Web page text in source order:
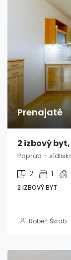
Prenajaté
Poprad –
2 1
2 IZBOVÝ BYT
Robert Škrab